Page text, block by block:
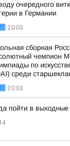
очередного
в Германии
20:03
сборная
чемпион
по
среди
20:03
пойти в